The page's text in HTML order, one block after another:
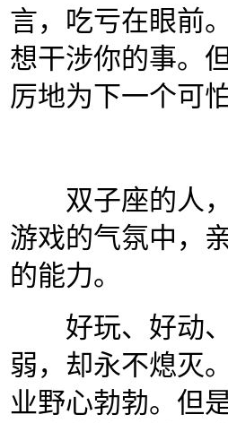
言，吃亏在眼前
想干涉你的事。
厉地为下一个可
双子座的人，
游戏的气氛中，
的能力。
好玩、好动、
弱，却永不熄灭
业野心勃勃。但